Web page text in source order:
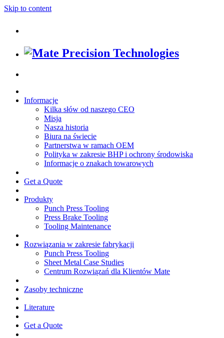
Skip to content
Informacje
Kilka słów od naszego CEO
Misja
Nasza historia
Biura na świecie
Partnerstwa w ramach OEM
Polityka w zakresie BHP i ochrony środowiska
Informacje o znakach towarowych
Get a Quote
Produkty
Punch Press Tooling
Press Brake Tooling
Tooling Maintenance
Rozwiązania w zakresie fabrykacji
Punch Press Tooling
Sheet Metal Case Studies
Centrum Rozwiązań dla Klientów Mate
Zasoby techniczne
Literature
Get a Quote